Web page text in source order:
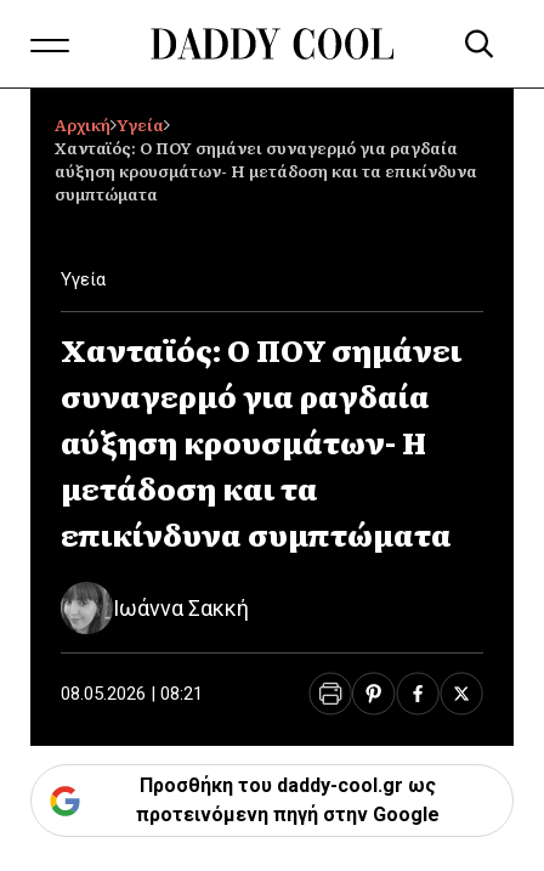
Αρχική Υγεία
Χανταϊός: Ο ΠΟΥ σημάνει συναγερμό για ραγδαία
αύξηση κρουσμάτων- Η μετάδοση και τα επικίνδυνα
συμπτώματα
Υγεία
Χανταϊός: Ο ΠΟΥ σημάνει
συναγερμό για ραγδαία
αύξηση κρουσμάτων- Η
μετάδοση και τα
επικίνδυνα συμπτώματα
Ιωάννα Σακκή
08.05.2026 | 08:21
Προσθήκη του daddy-cool.gr ως
προτεινόμενη πηγή στην Google